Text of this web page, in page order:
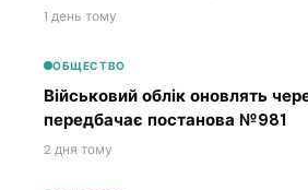
1 день тому
ОБЩЕСТВО
Військовий облік оновлять
передбачає постанова №981
2 дня тому